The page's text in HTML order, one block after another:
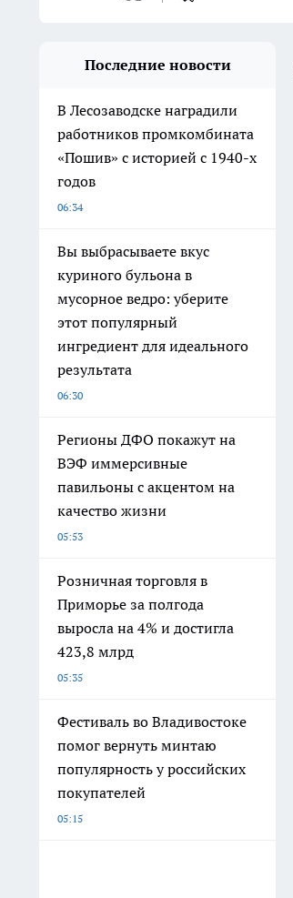
Последние новости
В Лесозаводске наградили
работников промкомбината
«Пошив» с историей с 1940-х
годов
06:34
Вы выбрасываете вкус
куриного бульона в
мусорное ведро: уберите
этот популярный
ингредиент для идеального
результата
06:30
Регионы ДФО покажут на
ВЭФ иммерсивные
павильоны с акцентом на
качество жизни
05:53
Розничная торговля в
Приморье за полгода
выросла на 4% и достигла
423,8 млрд
05:35
Фестиваль во Владивостоке
помог вернуть минтаю
популярность у российских
покупателей
05:15